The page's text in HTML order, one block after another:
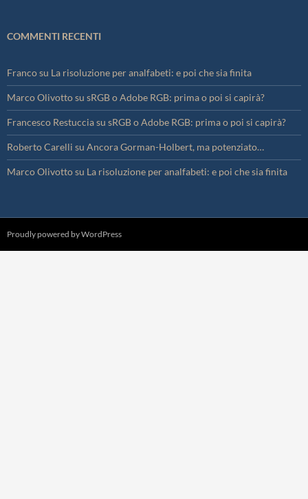
COMMENTI RECENTI
Francosu La risoluzione per analfabeti: e poi che sia finita
Marco Olivottosu sRGB o Adobe RGB: prima o poi si capirà?
Francesco Restucciasu sRGB o Adobe RGB: prima o poi si capirà?
Roberto Carelli su Ancora Gorman-Holbert, ma potenziato…
Marco Olivottosu La risoluzione per analfabeti: e poi che sia finita
Proudly powered by WordPress